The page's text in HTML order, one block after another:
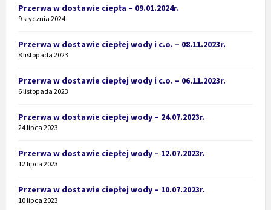
Przerwa w dostawie ciepła – 09.01.2024r.
9 stycznia 2024
Przerwa w dostawie ciepłej wody i c.o. – 08.11.2023r.
8 listopada 2023
Przerwa w dostawie ciepłej wody i c.o. – 06.11.2023r.
6 listopada 2023
Przerwa w dostawie ciepłej wody – 24.07.2023r.
24 lipca 2023
Przerwa w dostawie ciepłej wody – 12.07.2023r.
12 lipca 2023
Przerwa w dostawie ciepłej wody – 10.07.2023r.
10 lipca 2023